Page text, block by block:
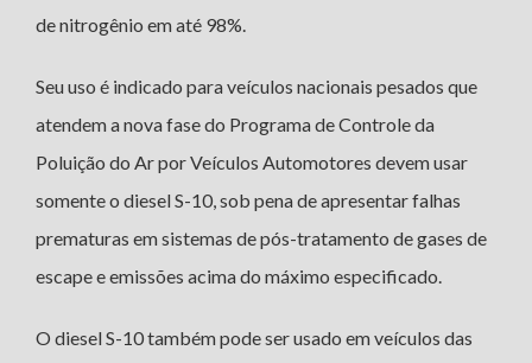
de nitrogênio em até 98%.
Seu uso é indicado para veículos nacionais pesados que
atendem a nova fase do Programa de Controle da
Poluição do Ar por Veículos Automotores devem usar
somente o diesel S-10, sob pena de apresentar falhas
prematuras em sistemas de pós-tratamento de gases de
escape e emissões acima do máximo especificado.
O diesel S-10 também pode ser usado em veículos das